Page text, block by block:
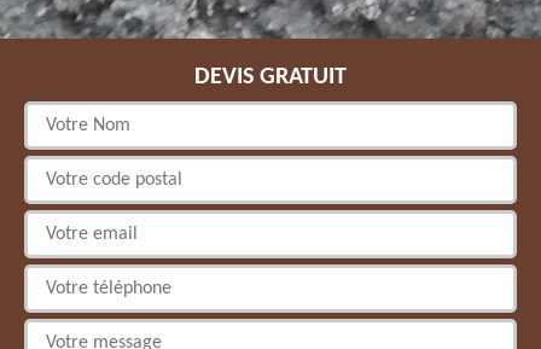
DEVIS GRATUIT